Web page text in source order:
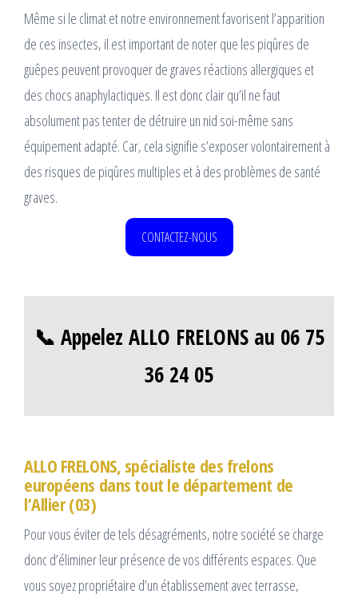
Même si le climat et notre environnement favorisent l’apparition
de ces insectes, il est important de noter que les piqûres de
guêpes peuvent provoquer de graves réactions allergiques et
des chocs anaphylactiques. Il est donc clair qu’il ne faut
absolument pas tenter de détruire un nid soi-même sans
équipement adapté. Car, cela signifie s’exposer volontairement à
des risques de piqûres multiples et à des problèmes de santé
graves.
CONTACTEZ-NOUS
📞 Appelez ALLO FRELONS au 06 75
36 24 05
ALLO FRELONS, spécialiste des frelons
européens dans tout le département de
l’Allier (03)
Pour vous éviter de tels désagréments, notre société se charge
donc d’éliminer leur présence de vos différents espaces. Que
vous soyez propriétaire d’un établissement avec terrasse,